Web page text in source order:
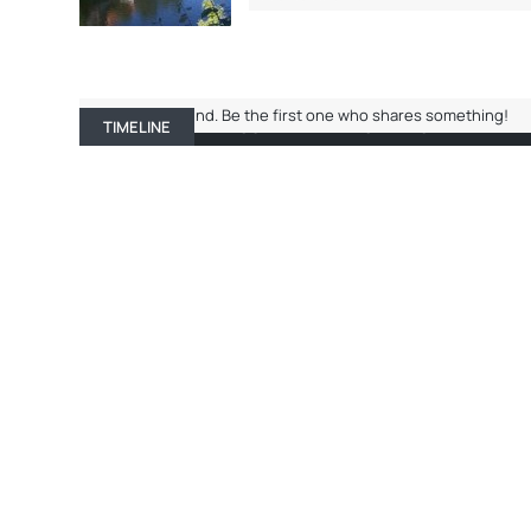
TIMELINE ABOUT ME RECENT ACTIVITY
No entries found. Be the first one who shares something!